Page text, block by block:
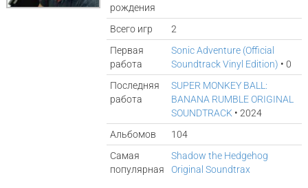
рождения
Всего игр
2
Первая
работа
Sonic Adventure (Official
Soundtrack Vinyl Edition) • 0
Последняя
работа
SUPER MONKEY BALL:
BANANA RUMBLE ORIGINAL
SOUNDTRACK • 2024
Альбомов
104
Самая
популярная
Shadow the Hedgehog
Original Soundtrax